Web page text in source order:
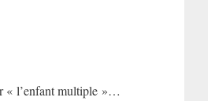
« l’enfant multiple »…